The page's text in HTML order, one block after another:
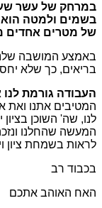
במרחק של עשר
בשמים ולמטה הוא
של מטרים אחדים
באמצע המושבה שלנו
בריאים, כך שלא
העבודה גורמת לנו
המטיבים אתנו ואת
לנו, שה' השוכן
המעשה שהחלנו
לראות בשמחת ציון
בכבוד רב
האח האוהב אתכם